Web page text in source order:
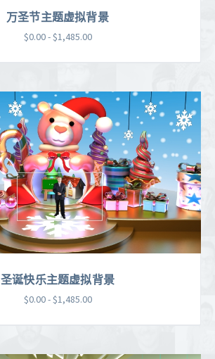
万圣节主题虚拟背景
$0.00 - $1,485.00
圣诞快乐主题虚拟背景
$0.00 - $1,485.00